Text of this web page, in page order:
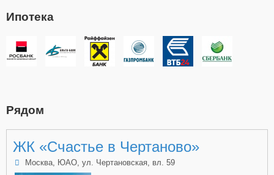
Ипотека
Рядом
ЖК «Счастье в Чертаново»
Москва, ЮАО, ул. Чертановская, вл. 59